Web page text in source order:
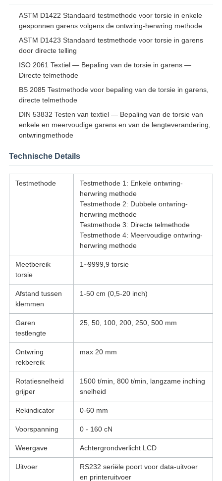
ASTM D1422 Standaard testmethode voor torsie in enkele
gesponnen garens volgens de ontwring-herwring methode
ASTM D1423 Standaard testmethode voor torsie in garens
door directe telling
ISO 2061 Textiel — Bepaling van de torsie in garens —
Directe telmethode
BS 2085 Testmethode voor bepaling van de torsie in garens,
directe telmethode
DIN 53832 Testen van textiel — Bepaling van de torsie van
enkele en meervoudige garens en van de lengteverandering,
ontwringmethode
Technische Details
Testmethode
Testmethode 1: Enkele ontwring-
herwring methode
Testmethode 2: Dubbele ontwring-
herwring methode
Testmethode 3: Directe telmethode
Testmethode 4: Meervoudige ontwring-
herwring methode
Meetbereik
torsie
1~9999,9 torsie
Afstand tussen
klemmen
1-50 cm (0,5-20 inch)
Garen
testlengte
25, 50, 100, 200, 250, 500 mm
Ontwring
rekbereik
max 20 mm
Rotatiesnelheid
grijper
1500 t/min, 800 t/min, langzame inching
snelheid
Rekindicator 0-60 mm
Voorspanning 0 - 160 cN
Weergave Achtergrondverlicht LCD
Uitvoer
RS232 seriële poort voor data-uitvoer
en printeruitvoer